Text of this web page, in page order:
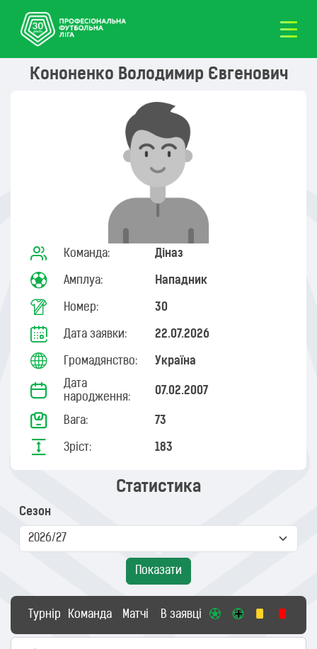
Кононенко Володимир Євгенович
Команда: Діназ
Амплуа: Нападник
Номер: 30
Дата заявки: 22.07.2026
Громадянство: Україна
Дата
народження:
07.02.2007
Вага: 73
Зріст: 183
Статистика
Сезон
Показати
Турнір Команда Матчі В заявці